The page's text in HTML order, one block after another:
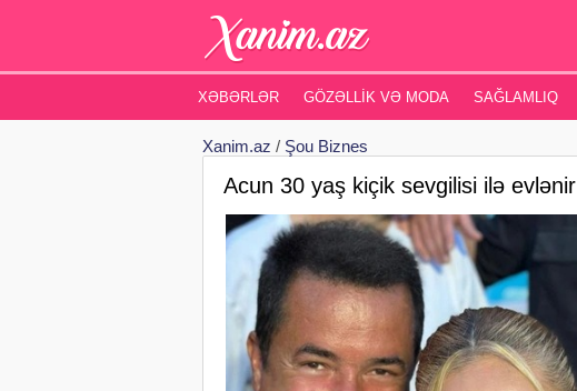
XƏBƏRLƏR GÖZƏLLIK VƏ MODA SAĞLAMLIQ
Xanim.az / Şou Biznes
Acun 30 yaş kiçik sevgilisi ilə evlənir